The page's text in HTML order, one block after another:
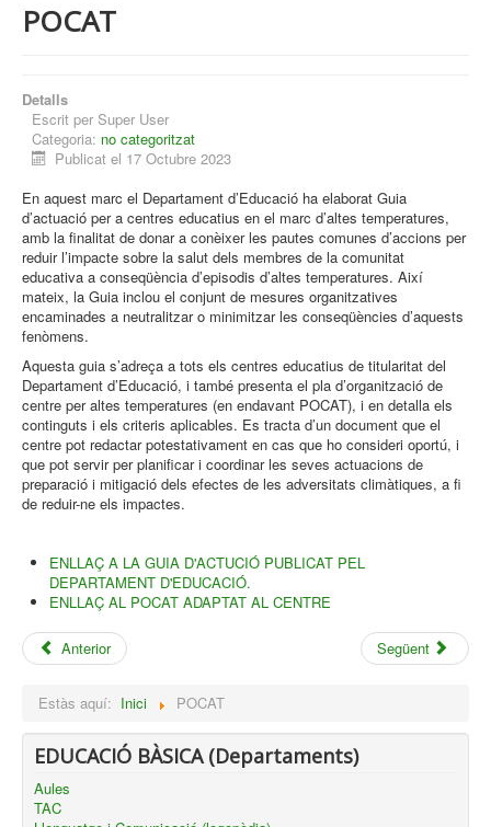
POCAT
Detalls
Escrit per Super User
Categoria: no categoritzat
Publicat el 17 Octubre 2023
En aquest marc el Departament d’Educació ha elaborat Guia
d’actuació per a centres educatius en el marc d’altes temperatures,
amb la finalitat de donar a conèixer les pautes comunes d’accions per
reduir l’impacte sobre la salut dels membres de la comunitat
educativa a conseqüència d’episodis d’altes temperatures. Així
mateix, la Guia inclou el conjunt de mesures organitzatives
encaminades a neutralitzar o minimitzar les conseqüències d’aquests
fenòmens.
Aquesta guia s’adreça a tots els centres educatius de titularitat del
Departament d’Educació, i també presenta el pla d’organització de
centre per altes temperatures (en endavant POCAT), i en detalla els
continguts i els criteris aplicables. Es tracta d’un document que el
centre pot redactar potestativament en cas que ho consideri oportú, i
que pot servir per planificar i coordinar les seves actuacions de
preparació i mitigació dels efectes de les adversitats climàtiques, a fi
de reduir-ne els impactes.
ENLLAÇ A LA GUIA D'ACTUCIÓ PUBLICAT PEL
DEPARTAMENT D'EDUCACIÓ.
ENLLAÇ AL POCAT ADAPTAT AL CENTRE
Anterior Següent
Estàs aquí: Inici POCAT
EDUCACIÓ BÀSICA (Departaments)
Aules
TAC